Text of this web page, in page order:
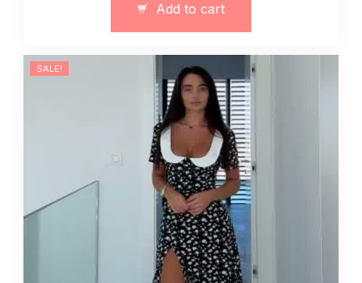
art.
13363
quantity
Add to cart
SALE!